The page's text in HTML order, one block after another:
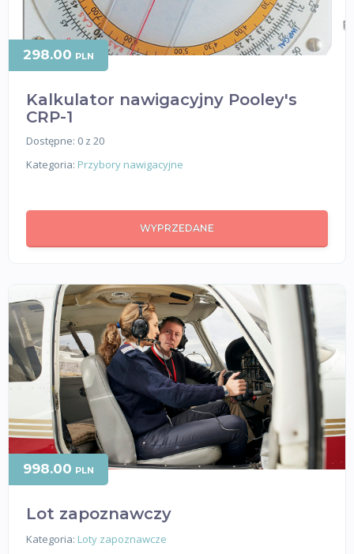
Kalkulator nawigacyjny Pooley's
CRP-1
Dostępne: 0 z 20
Kategoria: Przybory nawigacyjne
298.00 PLN
WYPRZEDANE
Lot zapoznawczy
Kategoria: Loty zapoznawcze
998.00 PLN